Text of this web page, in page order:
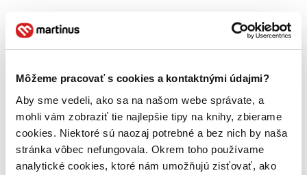
Môžeme pracovať s cookies a kontaktnými údajmi?
Aby sme vedeli, ako sa na našom webe správate, a
mohli vám zobraziť tie najlepšie tipy na knihy, zbierame
cookies. Niektoré sú naozaj potrebné a bez nich by naša
stránka vôbec nefungovala. Okrem toho používame
analytické cookies, ktoré nám umožňujú zisťovať, ako
zľavnené tituly (0 titulov)
zľavnené tituly
Dostupnosť
na centrálnom sklade (0 titulov)
na centrálnom sklade
predpredaj (0 titulov)predpredaj
pripravujeme (0 titulov) pripravujeme
dostupná (bez vypredaných) (0 titulov)dostupná (bez
vypredaných)